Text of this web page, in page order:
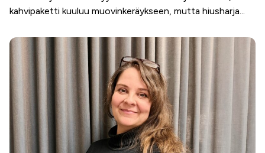
kahvipaketti kuuluu muovinkeräykseen, mutta hiusharja...